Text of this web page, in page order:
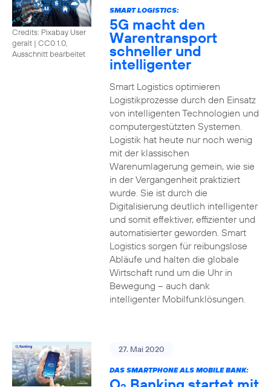
Credits: Pixabay User
geralt | CC0 1.0,
Ausschnitt bearbeitet
SMART LOGISTICS:
5G macht den
Warentransport
schneller und
intelligenter
Smart Logistics optimieren
Logistikprozesse durch den Einsatz
von intelligenten Technologien und
computergestützten Systemen.
Logistik hat heute nur noch wenig
mit der klassischen
Warenumlagerung gemein, wie sie
in der Vergangenheit praktiziert
wurde. Sie ist durch die
Digitalisierung deutlich intelligenter
und somit effektiver, effizienter und
automatisierter geworden. Smart
Logistics sorgen für reibungslose
Abläufe und halten die globale
Wirtschaft rund um die Uhr in
Bewegung – auch dank
intelligenter Mobilfunklösungen.
27. Mai 2020
DAS SMARTPHONE ALS MOBILE BANK: